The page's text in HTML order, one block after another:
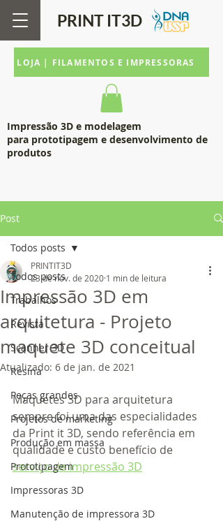
PRINT IT3D
LOJA | FILAMENTOS E IMPRESSORAS
Impressão 3D e modelagem
para prototipagem e desenvolvimento de
produtos
Post
Todos posts
Trabalhos
Revista
Scanner 3D
Resina
Peças grandes
Projetos de marketing
Produção em massa
Prototipagem
Impressoras 3D
Manutenção de impressora 3D
Todos posts
Impressão 3D em
arquitetura - Projeto
maquete 3D conceitual
PRINTIT3D
23 de nov. de 2020 1 min de leitura
Atualizado: 6 de jan. de 2021
Maquetes 3D para arquitetura
sempre foi uma das especialidades
da Print it 3D, sendo referência em
qualidade e custo benefício de
serviço de impressão 3D